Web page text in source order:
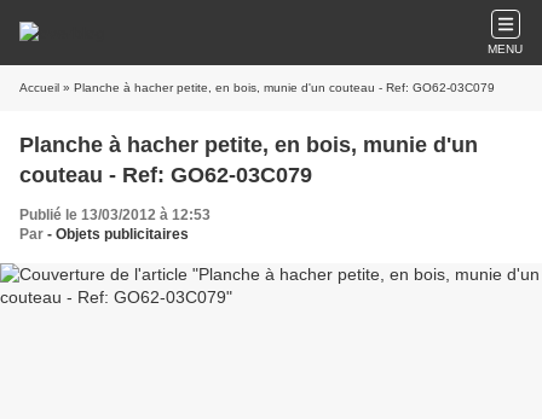
MENU
Accueil » Planche à hacher petite, en bois, munie d'un couteau - Ref: GO62-03C079
Planche à hacher petite, en bois, munie d'un
couteau - Ref: GO62-03C079
Publié le 13/03/2012 à 12:53
Par - Objets publicitaires